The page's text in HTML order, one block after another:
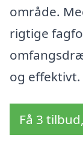
område.
rigtige
og effektivt.
Få 3